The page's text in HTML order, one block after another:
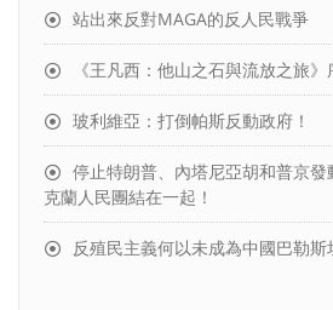
站出來反對MAGA的反人民戰爭
《王凡西：他山之石與流放之旅
玻利維亞：打倒帕斯反動政府！
停止特朗普、內塔尼亞胡和普京
克蘭人民團結在一起！
反殖民主義何以未成為中國巴勒斯